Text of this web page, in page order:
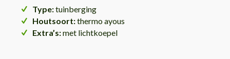
Type:tuinberging
Houtsoort:thermo ayous
Extra’s:met lichtkoepel